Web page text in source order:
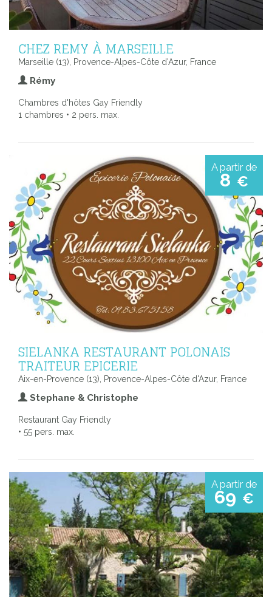
CHEZ REMY À MARSEILLE
Marseille (13), Provence-Alpes-Côte d'Azur, France
Rémy
Chambres d'hôtes Gay Friendly
1 chambres • 2 pers. max.
A partir de
8 €
SIELANKA RESTAURANT POLONAIS
TRAITEUR EPICERIE
Aix-en-Provence (13), Provence-Alpes-Côte d'Azur, France
Stephane & Christophe
Restaurant Gay Friendly
• 55 pers. max.
A partir de
69 €